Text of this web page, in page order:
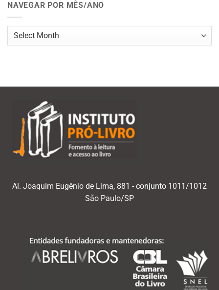
NAVEGAR POR MÊS/ANO
Navegar
Al. Joaquim Eugênio de Lima, 881 - conjunto 1011/1012
São Paulo/SP